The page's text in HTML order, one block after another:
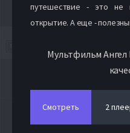
путешествие - это не
открытие. А еще -
Мультфильм Ангел
Смотреть 2